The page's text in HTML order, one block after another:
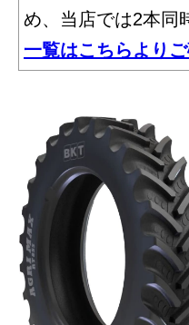
め、当店では2本同
一覧はこちらより